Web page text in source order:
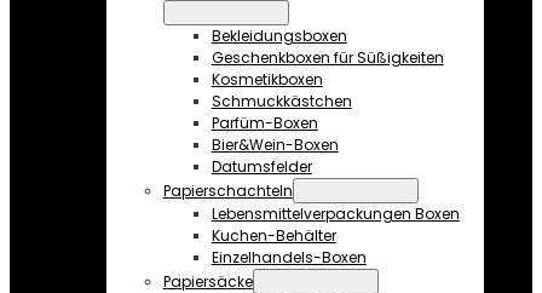
Bekleidungsboxen
Geschenkboxen für Süßigkeiten
Kosmetikboxen
Schmuckkästchen
Parfüm-Boxen
Bier&Wein-Boxen
Datumsfelder
Papierschachteln
Lebensmittelverpackungen Boxen
Kuchen-Behälter
Einzelhandels-Boxen
Papiersäcke